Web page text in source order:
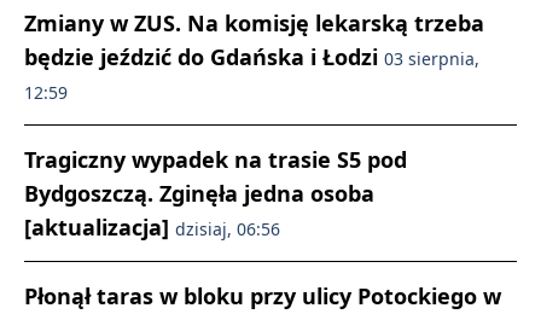
Zmiany w ZUS. Na komisję lekarską trzeba
będzie jeździć do Gdańska i Łodzi 03 sierpnia,
12:59
Tragiczny wypadek na trasie S5 pod
Bydgoszczą. Zginęła jedna osoba
[aktualizacja] dzisiaj, 06:56
Płonął taras w bloku przy ulicy Potockiego w